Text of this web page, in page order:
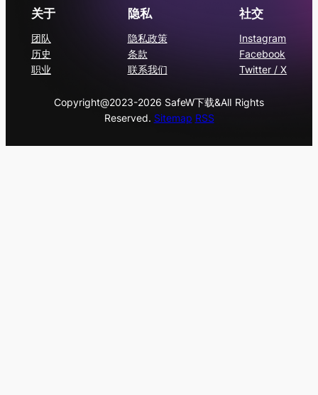
关于
团队
历史
职业
隐私
隐私政策
条款
联系我们
社交
Instagram
Facebook
Twitter / X
Copyright@2023-2026 SafeW下载&AlI Rights
Reserved. Sitemap RSS